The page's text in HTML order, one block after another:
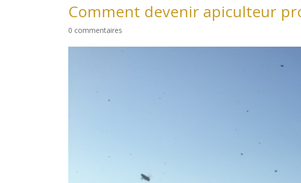
Comment devenir apiculteur
0 commentaires